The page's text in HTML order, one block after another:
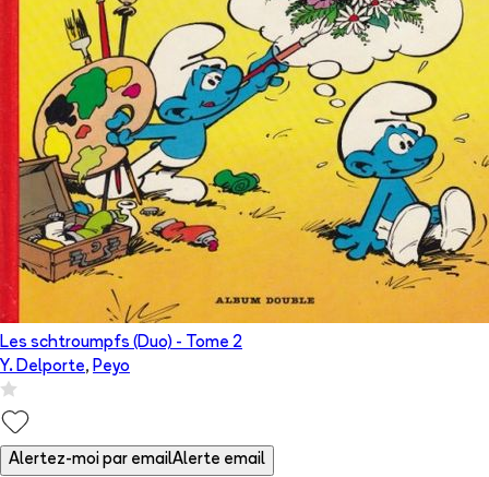
Les schtroumpfs (Duo) - Tome 2
Y. Delporte, Peyo
Alertez-moi par emailAlerte email